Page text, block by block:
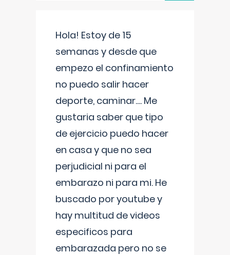
Hola! Estoy de 15
semanas y desde que
empezo el confinamiento
no puedo salir hacer
deporte, caminar.... Me
gustaria saber que tipo
de ejercicio puedo hacer
en casa y que no sea
perjudicial ni para el
embarazo ni para mi. He
buscado por youtube y
hay multitud de videos
especificos para
embarazada pero no se